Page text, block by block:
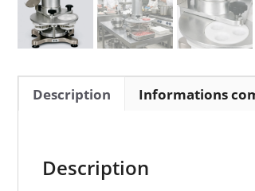
Description Informations
Description